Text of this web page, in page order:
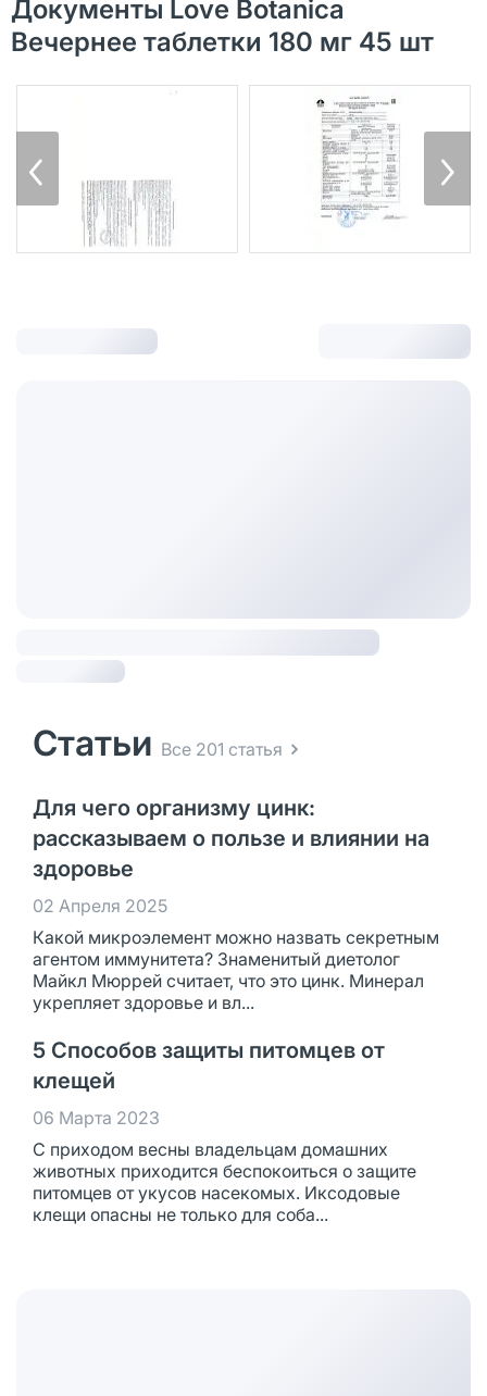
Документы Love Botanica
Вечернее таблетки 180 мг 45 шт
Статьи Все 201 статья
Для чего организму цинк:
рассказываем о пользе и влиянии на
здоровье
02 Апреля 2025
Какой микроэлемент можно назвать секретным
агентом иммунитета? Знаменитый диетолог
Майкл Мюррей считает, что это цинк. Минерал
укрепляет здоровье и вл...
5 Способов защиты питомцев от
клещей
06 Марта 2023
С приходом весны владельцам домашних
животных приходится беспокоиться о защите
питомцев от укусов насекомых. Иксодовые
клещи опасны не только для соба...